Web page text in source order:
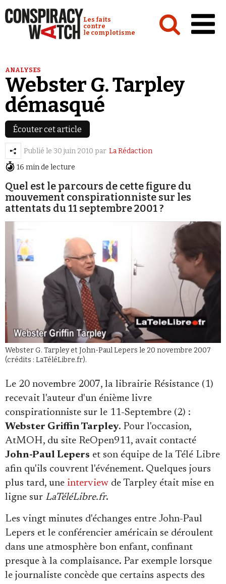
Conspiracy Watch :
Les faits
contre
le complotisme
Analyses
Conspipédia
Vidéos
Émissions
Newsletter
Faire un don
ANALYSES
Webster G. Tarpley
démasqué
Écouter cet article
Publié le 30 juin 2010 par La Rédaction
16 min de lecture
Quel est le parcours de cette figure du
mouvement conspirationniste sur les
attentats du 11 septembre 2001 ?
Webster G. Tarpley et John-Paul Lepers le 20 novembre 2007
(crédits : LaTéléLibre.fr).
Le 20 novembre 2007, la librairie Résistance (1)
recevait l'auteur d'un énième livre
conspirationniste sur le 11-Septembre (2) :
Webster Griffin Tarpley. Pour l'occasion,
AtMOH, du site ReOpen911, avait contacté
John-Paul Lepers et son équipe de la Télé Libre
afin qu'ils couvrent l'événement. Quelques jours
plus tard, une interview de Tarpley était mise en
ligne sur LaTéléLibre.fr.
Les vingt minutes d'échanges entre John-Paul
Lepers et le conférencier américain se déroulent
dans une atmosphère bon enfant, confinant
presque à la complaisance. Par exemple lorsque
le journaliste concède que certains aspects des